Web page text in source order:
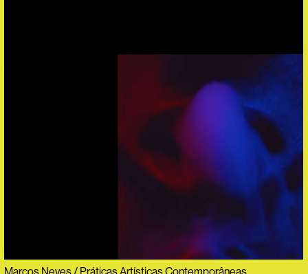
Marcos Neves / Práticas Artísticas Contemporâneas